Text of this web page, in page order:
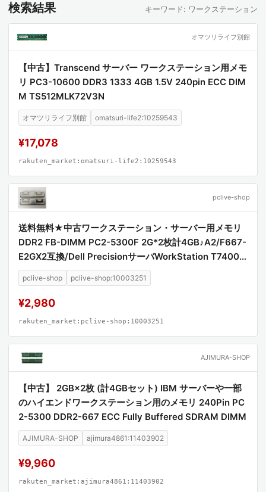
検索結果 キーワード: ワークステーション
オマツリライフ別館
【中古】Transcend サーバー ワークステーション用メモ
リ PC3-10600 DDR3 1333 4GB 1.5V 240pin ECC DIM
M TS512MLK72V3N
オマツリライフ別館 omatsuri-life2:10259543
¥17,078
rakuten_market:omatsuri-life2:10259543
pclive-shop
送料無料★中古ワークステーション・サーバー用メモリ
DDR2 FB-DIMM PC2-5300F 2G*2枚計4GB♪A2/F667-
E2GX2互換/Dell PrecisionサーバWorkStation T7400 T
5400 R5400 490 690 X5365 DELL PowerEdge195
0、2950、1900、2900等対応【中古】【中古メモリ】
【安心保証】【激安】
pclive-shop pclive-shop:10003251
¥2,980
rakuten_market:pclive-shop:10003251
AJIMURA-SHOP
【中古】 2GB×2枚 (計4GBセット) IBM サーバーや一部
のハイエンドワークステーション用のメモリ 240Pin PC
2-5300 DDR2-667 ECC Fully Buffered SDRAM DIMM
AJIMURA-SHOP ajimura4861:11403902
¥9,960
rakuten_market:ajimura4861:11403902